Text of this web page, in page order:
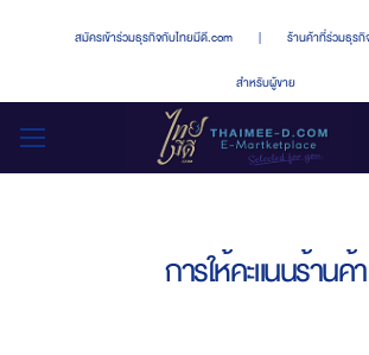
สมัครเข้าร่วมธุรกิจกับไทยมีดี.com | ร้านค้าที่ร่วมธุรกิ
สำหรับผู้ขาย
การให้คะแนนร้านค้า